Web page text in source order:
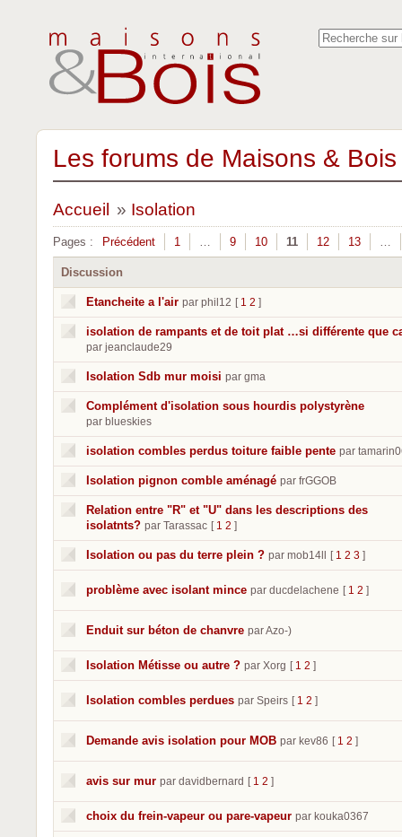
Les forums de Maisons &
Accueil » Isolation
Pages : Précédent 1 … 9 10 11 12 13 …
Discussion
Etancheite a l'air par phil12 [ 1 2 ]
isolation de rampants et de toit plat …si différente que
par jeanclaude29
Isolation Sdb mur moisi par gma
Complément d'isolation sous hourdis polystyrène
par blueskies
isolation combles perdus toiture faible pente par
Isolation pignon comble aménagé par frGGOB
Relation entre "R" et "U" dans les descriptions des
isolatnts? par Tarassac [ 1 2 ]
Isolation ou pas du terre plein ? par mob14ll [ 1 2 3 ]
problème avec isolant mince par ducdelachene [ 1 2 ]
Enduit sur béton de chanvre par Azo-)
Isolation Métisse ou autre ? par Xorg [ 1 2 ]
Isolation combles perdues par Speirs [ 1 2 ]
Demande avis isolation pour MOB par kev86 [ 1 2 ]
avis sur mur par davidbernard [ 1 2 ]
choix du frein-vapeur ou pare-vapeur par kouka0367